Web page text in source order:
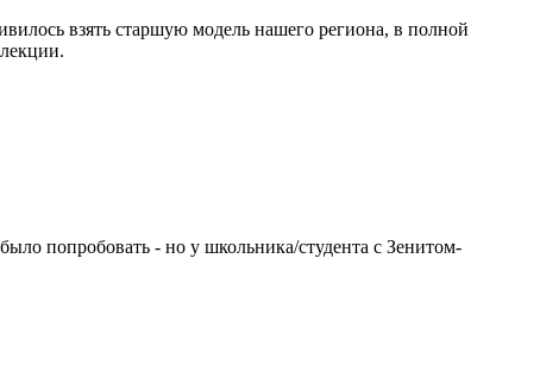
взять старшую модель нашего региона, в полной
попробовать - но у школьника/студента с Зенитом-